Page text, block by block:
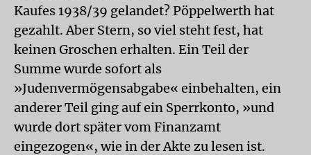
Kaufes 1938/39 gelandet? Pöppelwerth hat
gezahlt. Aber Stern, so viel steht fest, hat
keinen Groschen erhalten. Ein Teil der
Summe wurde sofort als
»Judenvermögensabgabe« einbehalten, ein
anderer Teil ging auf ein Sperrkonto, »und
wurde dort später vom Finanzamt
eingezogen«, wie in der Akte zu lesen ist.